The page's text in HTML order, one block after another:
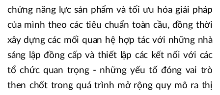
chứng năng lực sản phẩm và tối ưu hóa giải pháp
của mình theo các tiêu chuẩn toàn cầu, đồng thời
xây dựng các mối quan hệ hợp tác với những nhà
sáng lập đồng cấp và thiết lập các kết nối với các
tổ chức quan trọng - những yếu tố đóng vai trò
then chốt trong quá trình mở rộng quy mô ra thị